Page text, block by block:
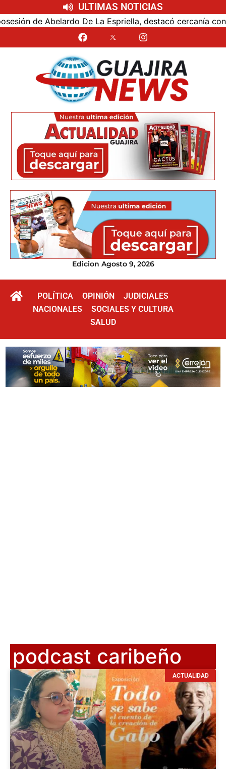
ULTIMAS NOTICIAS
de Abelardo De La Espriella, destacó cercanía con el
Edicion Agosto 9, 2026
POLÍTICA OPINIÓN
JUDICIALES
NACIONALES
SOCIALES Y CULTURA
SALUD
podcast caribeño
ACTUALIDAD